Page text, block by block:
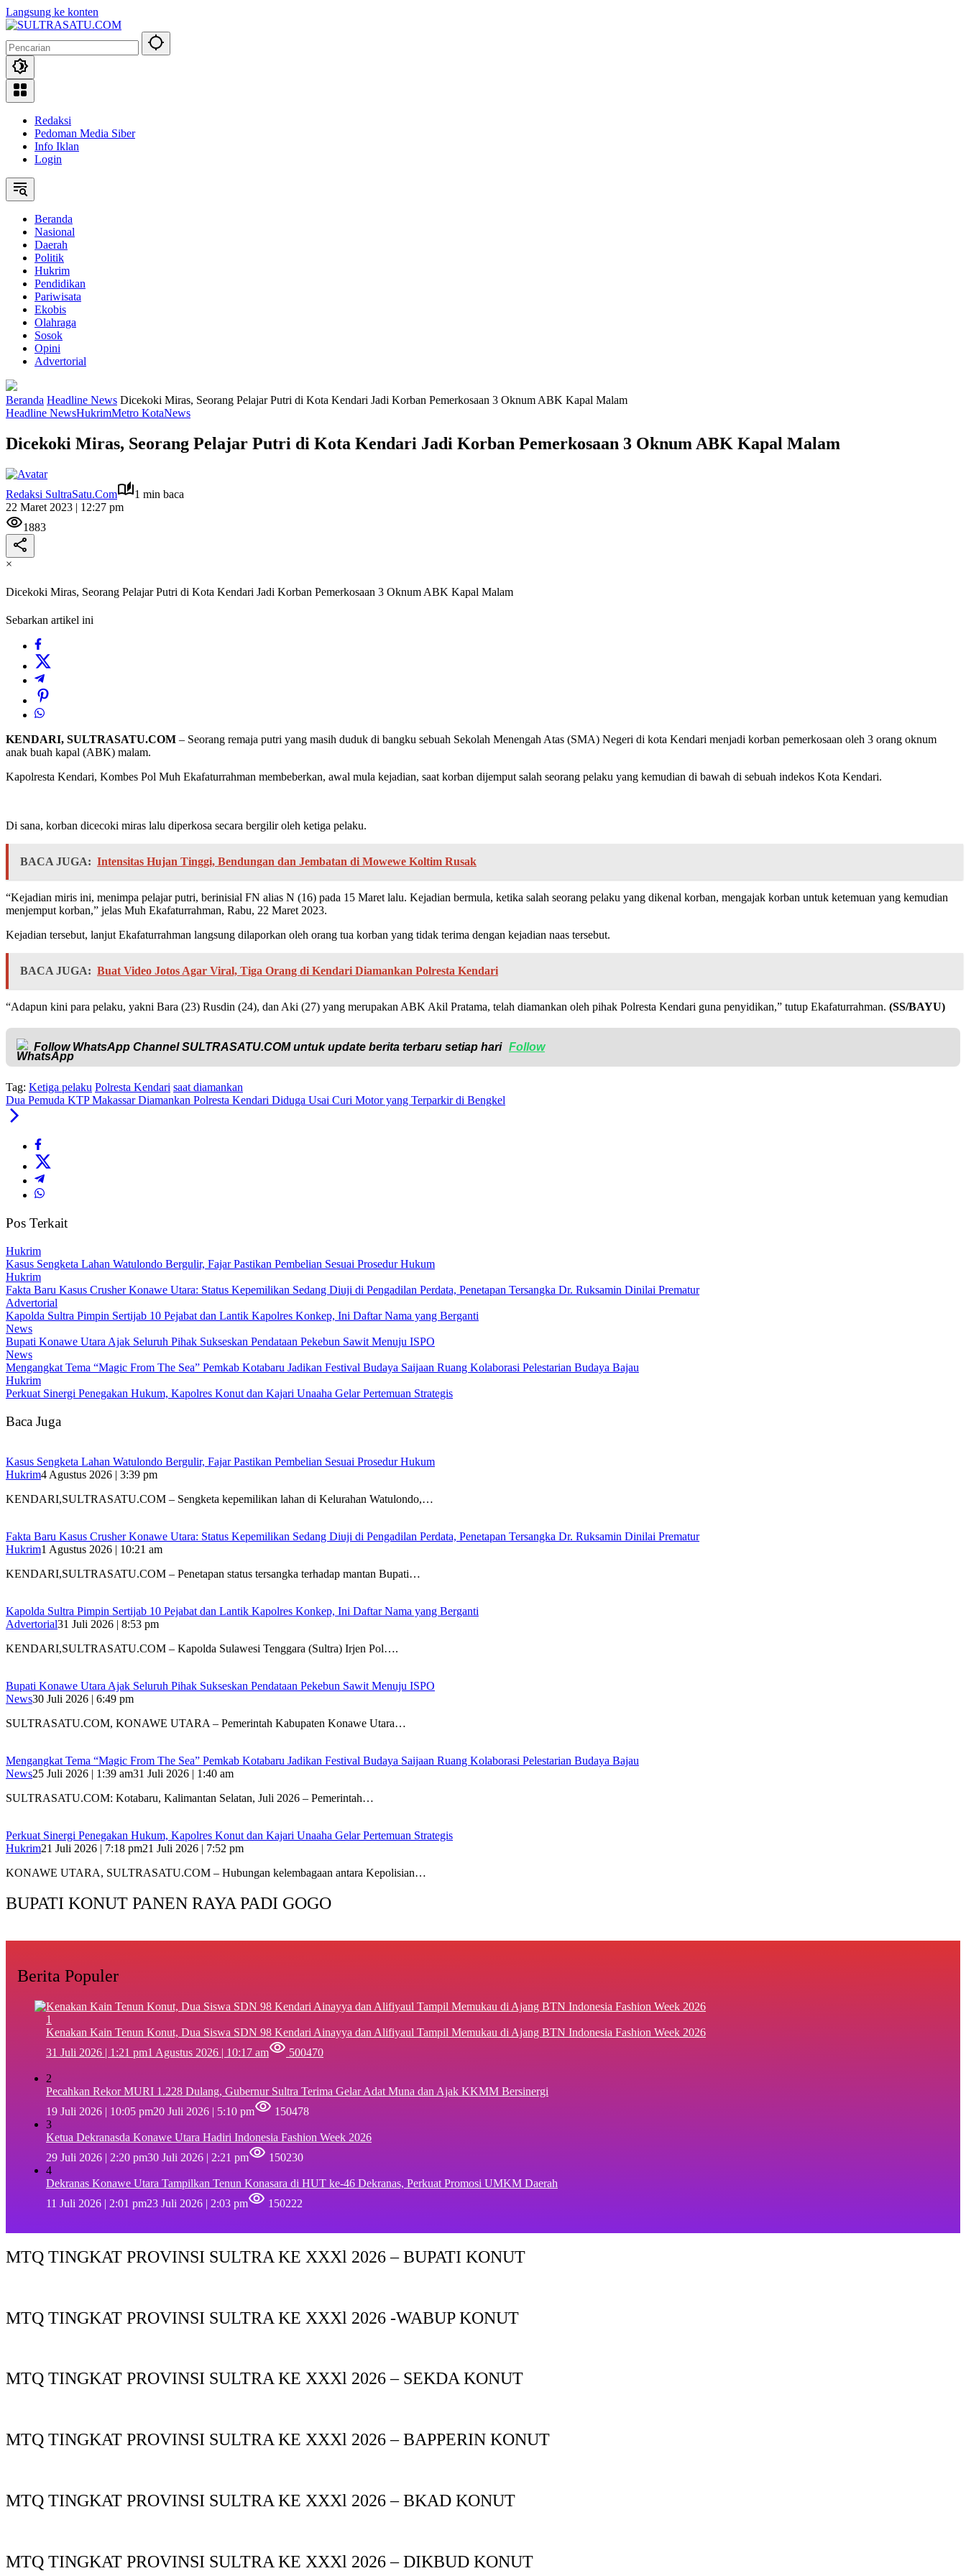
Langsung ke konten
Redaksi
Pedoman Media Siber
Info Iklan
Login
Beranda
Nasional
Daerah
Politik
Hukrim
Pendidikan
Pariwisata
Ekobis
Olahraga
Sosok
Opini
Advertorial
Beranda Headline News Dicekoki Miras, Seorang Pelajar Putri di Kota Kendari Jadi Korban Pemerkosaan 3 Oknum ABK Kapal Malam
Headline NewsHukrimMetro KotaNews
Dicekoki Miras, Seorang Pelajar Putri di Kota Kendari Jadi Korban Pemerkosaan 3 Oknum ABK Kapal Malam
Redaksi SultraSatu.Com
1 min baca
22 Maret 2023 | 12:27 pm
1883
×
Dicekoki Miras, Seorang Pelajar Putri di Kota Kendari Jadi Korban Pemerkosaan 3 Oknum ABK Kapal Malam
Sebarkan artikel ini
KENDARI, SULTRASATU.COM – Seorang remaja putri yang masih duduk di bangku sebuah Sekolah Menengah Atas (SMA) Negeri di kota Kendari menjadi korban pemerkosaan oleh 3 orang oknum
anak buah kapal (ABK) malam.
Kapolresta Kendari, Kombes Pol Muh Ekafaturrahman membeberkan, awal mula kejadian, saat korban dijemput salah seorang pelaku yang kemudian di bawah di sebuah indekos Kota Kendari.
Di sana, korban dicecoki miras lalu diperkosa secara bergilir oleh ketiga pelaku.
BACA JUGA: Intensitas Hujan Tinggi, Bendungan dan Jembatan di Mowewe Koltim Rusak
“Kejadian miris ini, menimpa pelajar putri, berinisial FN alias N (16) pada 15 Maret lalu. Kejadian bermula, ketika salah seorang pelaku yang dikenal korban, mengajak korban untuk ketemuan yang kemudian
menjemput korban,” jelas Muh Ekafaturrahman, Rabu, 22 Maret 2023.
Kejadian tersebut, lanjut Ekafaturrahman langsung dilaporkan oleh orang tua korban yang tidak terima dengan kejadian naas tersebut.
BACA JUGA: Buat Video Jotos Agar Viral, Tiga Orang di Kendari Diamankan Polresta Kendari
“Adapun kini para pelaku, yakni Bara (23) Rusdin (24), dan Aki (27) yang merupakan ABK Akil Pratama, telah diamankan oleh pihak Polresta Kendari guna penyidikan,” tutup Ekafaturrahman. (SS/BAYU)
Follow WhatsApp ChannelSULTRASATU.COMuntuk update berita terbaru setiap hari Follow
Tag: Ketiga pelaku Polresta Kendari saat diamankan
Dua Pemuda KTP Makassar Diamankan Polresta Kendari Diduga Usai Curi Motor yang Terparkir di Bengkel
Pos Terkait
Hukrim
‎Kasus Sengketa Lahan Watulondo Bergulir, Fajar Pastikan Pembelian Sesuai Prosedur Hukum
Hukrim
Fakta Baru Kasus Crusher Konawe Utara: Status Kepemilikan Sedang Diuji di Pengadilan Perdata, Penetapan Tersangka Dr. Ruksamin Dinilai Prematur
Advertorial
‎Kapolda Sultra Pimpin Sertijab 10 Pejabat dan Lantik Kapolres Konkep, Ini Daftar Nama yang Berganti
News
Bupati Konawe Utara Ajak Seluruh Pihak Sukseskan Pendataan Pekebun Sawit Menuju ISPO
News
Mengangkat Tema “Magic From The Sea” Pemkab Kotabaru Jadikan Festival Budaya Saijaan Ruang Kolaborasi Pelestarian Budaya Bajau
Hukrim
‎Perkuat Sinergi Penegakan Hukum, Kapolres Konut dan Kajari Unaaha Gelar Pertemuan Strategis
Baca Juga
‎Kasus Sengketa Lahan Watulondo Bergulir, Fajar Pastikan Pembelian Sesuai Prosedur Hukum
Hukrim4 Agustus 2026 | 3:39 pm
KENDARI,SULTRASATU.COM – ‎Sengketa kepemilikan lahan di Kelurahan Watulondo,…
Fakta Baru Kasus Crusher Konawe Utara: Status Kepemilikan Sedang Diuji di Pengadilan Perdata, Penetapan Tersangka Dr. Ruksamin Dinilai Prematur
Hukrim1 Agustus 2026 | 10:21 am
KENDARI,SULTRASATU.COM – Penetapan status tersangka terhadap mantan Bupati…
‎Kapolda Sultra Pimpin Sertijab 10 Pejabat dan Lantik Kapolres Konkep, Ini Daftar Nama yang Berganti
Advertorial31 Juli 2026 | 8:53 pm
‎KENDARI,SULTRASATU.COM – Kapolda Sulawesi Tenggara (Sultra) Irjen Pol….
Bupati Konawe Utara Ajak Seluruh Pihak Sukseskan Pendataan Pekebun Sawit Menuju ISPO
News30 Juli 2026 | 6:49 pm
SULTRASATU.COM, KONAWE UTARA – Pemerintah Kabupaten Konawe Utara…
Mengangkat Tema “Magic From The Sea” Pemkab Kotabaru Jadikan Festival Budaya Saijaan Ruang Kolaborasi Pelestarian Budaya Bajau
News25 Juli 2026 | 1:39 am31 Juli 2026 | 1:40 am
SULTRASATU.COM: Kotabaru, Kalimantan Selatan, Juli 2026 – Pemerintah…
‎Perkuat Sinergi Penegakan Hukum, Kapolres Konut dan Kajari Unaaha Gelar Pertemuan Strategis
Hukrim21 Juli 2026 | 7:18 pm21 Juli 2026 | 7:52 pm
‎KONAWE UTARA, SULTRASATU.COM – Hubungan kelembagaan antara Kepolisian…
BUPATI KONUT PANEN RAYA PADI GOGO
Berita Populer
1
‎Kenakan Kain Tenun Konut, Dua Siswa SDN 98 Kendari Ainayya dan Alifiyaul Tampil Memukau di Ajang BTN Indonesia Fashion Week 2026
31 Juli 2026 | 1:21 pm1 Agustus 2026 | 10:17 am 500470
2
Pecahkan Rekor MURI 1.228 Dulang, Gubernur Sultra Terima Gelar Adat Muna dan Ajak KKMM Bersinergi
19 Juli 2026 | 10:05 pm20 Juli 2026 | 5:10 pm
150478
3
Ketua Dekranasda Konawe Utara Hadiri Indonesia Fashion Week 2026
29 Juli 2026 | 2:20 pm30 Juli 2026 | 2:21 pm
150230
4
Dekranas Konawe Utara Tampilkan Tenun Konasara di HUT ke-46 Dekranas, Perkuat Promosi UMKM Daerah
11 Juli 2026 | 2:01 pm23 Juli 2026 | 2:03 pm 150222
MTQ TINGKAT PROVINSI SULTRA KE XXXl 2026 – BUPATI KONUT
MTQ TINGKAT PROVINSI SULTRA KE XXXl 2026 -WABUP KONUT
MTQ TINGKAT PROVINSI SULTRA KE XXXl 2026 – SEKDA KONUT
MTQ TINGKAT PROVINSI SULTRA KE XXXl 2026 – BAPPERIN KONUT
MTQ TINGKAT PROVINSI SULTRA KE XXXl 2026 – BKAD KONUT
MTQ TINGKAT PROVINSI SULTRA KE XXXl 2026 – DIKBUD KONUT